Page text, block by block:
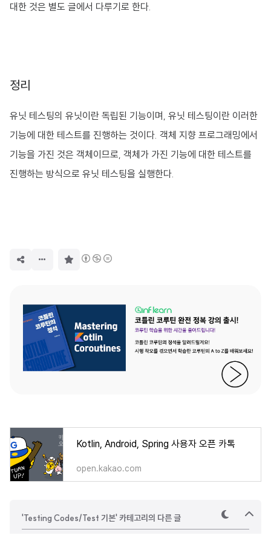
대한 것은 별도 글에서 다루기로 한다.
정리
유닛 테스팅의 유닛이란 독립된 기능이며, 유닛 테스팅이란 이러한
기능에 대한 테스트를 진행하는 것이다. 객체 지향 프로그래밍에서
기능을 가진 것은 객체이므로, 객체가 가진 기능에 대한 테스트를
진행하는 방식으로 유닛 테스팅을 실행한다.
Kotlin, Android, Spring 사용자 오픈 카톡
open.kakao.com
'Testing Codes/Test 기본' 카테고리의 다른 글
테
마
상
단